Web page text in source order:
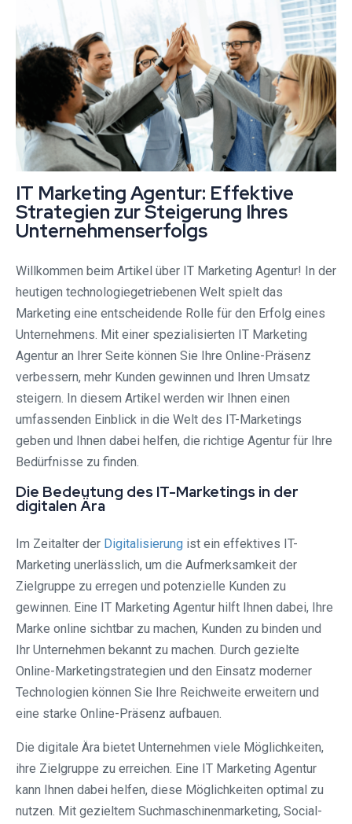
IT Marketing Agentur: Effektive
Strategien zur Steigerung Ihres
Unternehmenserfolgs
Willkommen beim Artikel über IT Marketing Agentur! In der
heutigen technologiegetriebenen Welt spielt das
Marketing eine entscheidende Rolle für den Erfolg eines
Unternehmens. Mit einer spezialisierten IT Marketing
Agentur an Ihrer Seite können Sie Ihre Online-Präsenz
verbessern, mehr Kunden gewinnen und Ihren Umsatz
steigern. In diesem Artikel werden wir Ihnen einen
umfassenden Einblick in die Welt des IT-Marketings
geben und Ihnen dabei helfen, die richtige Agentur für Ihre
Bedürfnisse zu finden.
Die Bedeutung des IT-Marketings in der
digitalen Ära
Im Zeitalter der Digitalisierung ist ein effektives IT-
Marketing unerlässlich, um die Aufmerksamkeit der
Zielgruppe zu erregen und potenzielle Kunden zu
gewinnen. Eine IT Marketing Agentur hilft Ihnen dabei, Ihre
Marke online sichtbar zu machen, Kunden zu binden und
Ihr Unternehmen bekannt zu machen. Durch gezielte
Online-Marketingstrategien und den Einsatz moderner
Technologien können Sie Ihre Reichweite erweitern und
eine starke Online-Präsenz aufbauen.
Die digitale Ära bietet Unternehmen viele Möglichkeiten,
ihre Zielgruppe zu erreichen. Eine IT Marketing Agentur
kann Ihnen dabei helfen, diese Möglichkeiten optimal zu
nutzen. Mit gezieltem Suchmaschinenmarketing, Social-